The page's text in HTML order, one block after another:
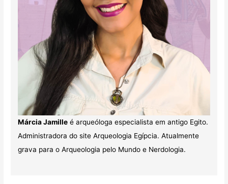
Márcia Jamilleé arqueóloga especialista em antigo Egito.
Administradora do site Arqueologia Egípcia. Atualmente
grava para o Arqueologia pelo Mundo e Nerdologia.